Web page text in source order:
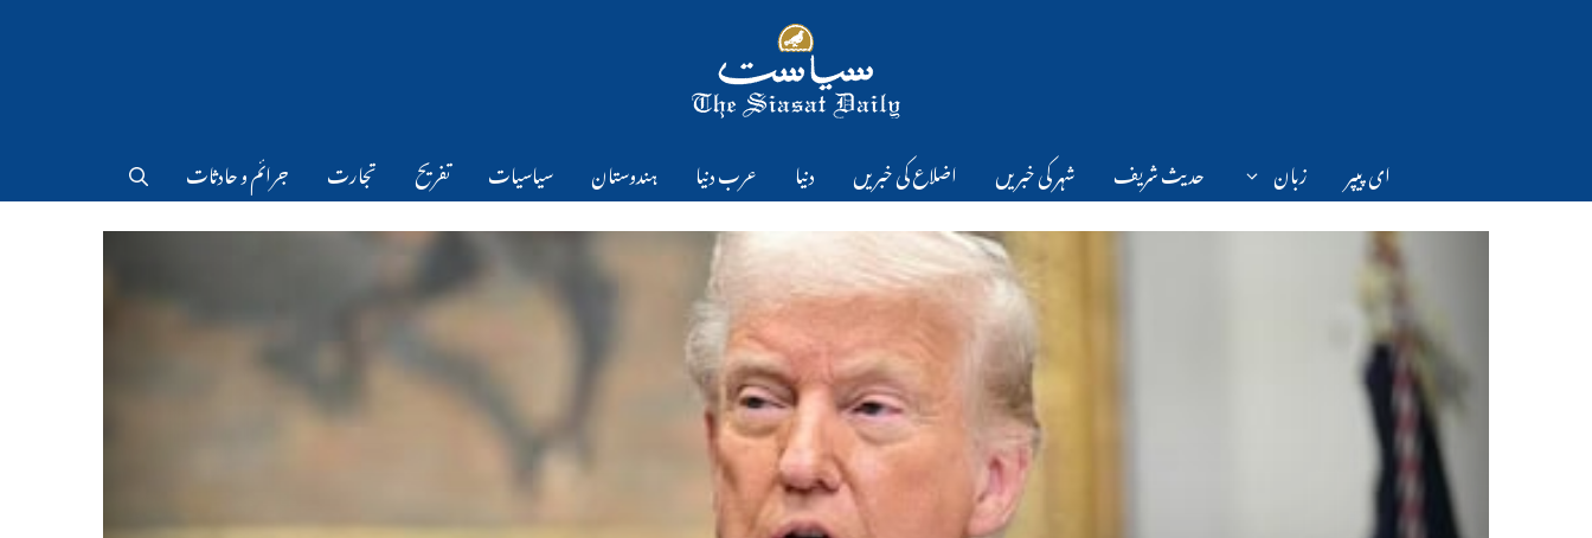
ای پیپر زبان حدیث شریف شہر کی خبریں اضلاع کی خبریں دنیا عرب دنیا ہندوستان سیاسیات تفریح تجارت جرائم و حادثات